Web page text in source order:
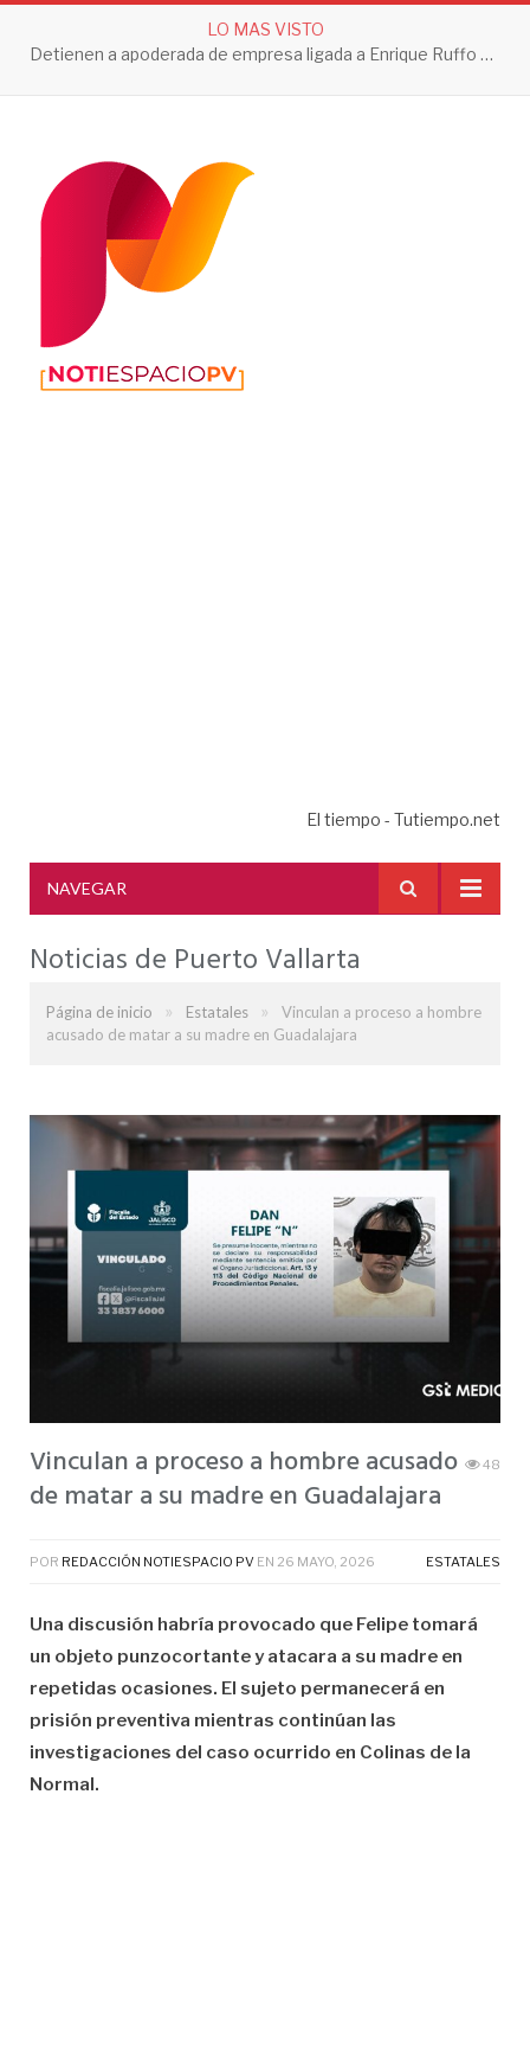
LO MAS VISTO
Detienen a apoderada de empresa ligada a Enrique Ruffo por investigación de Huachicol Fiscal
El tiempo - Tutiempo.net
NAVEGAR
Noticias de Puerto Vallarta
Página de inicio » Estatales »
Vinculan a proceso a hombre
acusado de matar a su madre en Guadalajara
Vinculan a proceso a hombre acusado
de matar a su madre en Guadalajara
48
POR REDACCIÓN NOTIESPACIO PV EN 26 MAYO, 2026 ESTATALES
Una discusión habría provocado que Felipe tomará
un objeto punzocortante y atacara a su madre en
repetidas ocasiones. El sujeto permanecerá en
prisión preventiva mientras continúan las
investigaciones del caso ocurrido en Colinas de la
Normal.